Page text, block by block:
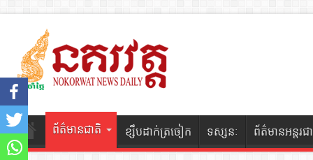
ព័ត៌មានជាតិ ខ្សឹបដាក់ត្រចៀក ទស្សនៈ ព័ត៌មានអន្តរជ